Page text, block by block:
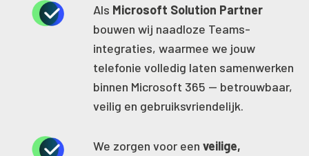
Als Microsoft Solution Partner
bouwen wij naadloze Teams-
integraties, waarmee we jouw
telefonie volledig laten samenwerken
binnen Microsoft 365 — betrouwbaar,
veilig en gebruiksvriendelijk.
We zorgen voor een veilige,